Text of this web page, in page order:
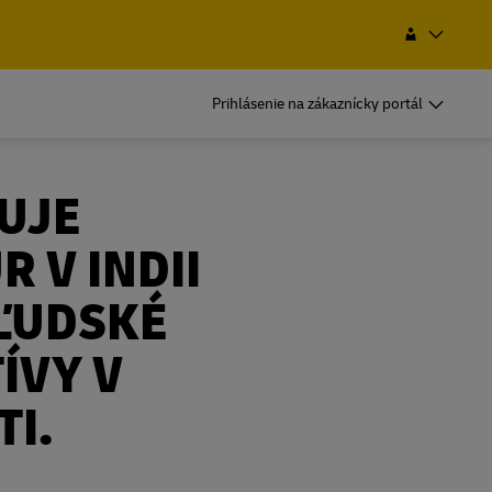
SK
Pravidelných prepravcov
Ak prepravujete pravidelne alebo často,
zistite, aké sú výhody založenia účtu
Prihlásenie na zákaznícky portál
V INDII
V